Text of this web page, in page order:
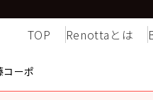
TOP Renottaとは
コーポ